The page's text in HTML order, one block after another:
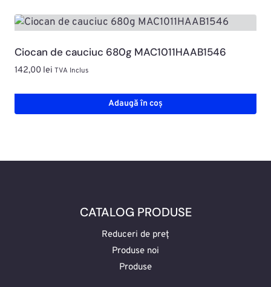
Ciocan de cauciuc 680g MAC1011HAAB1546
142,00 lei TVA Inclus
Adaugă în coș
CATALOG PRODUSE
Reduceri de preț
Produse noi
Produse